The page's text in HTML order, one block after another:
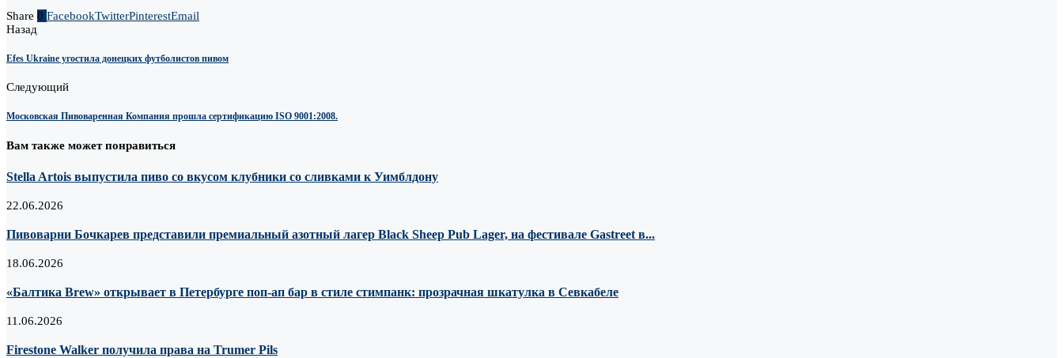
Share 0 FacebookTwitterPinterestEmail
Назад
Efes Ukraine угостила донецких футболистов пивом
Следующий
Московская Пивоваренная Компания прошла сертификацию ISO 9001:2008.
Вам также может понравиться
Stella Artois выпустила пиво со вкусом клубники со сливками к Уимблдону
22.06.2026
Пивоварни Бочкарев представили премиальный азотный лагер Black Sheep Pub Lager, на фестивале Gastreet в...
18.06.2026
«Балтика Brew» открывает в Петербурге поп-ап бар в стиле стимпанк: прозрачная шкатулка в Севкабеле
11.06.2026
Firestone Walker получила права на Trumer Pils